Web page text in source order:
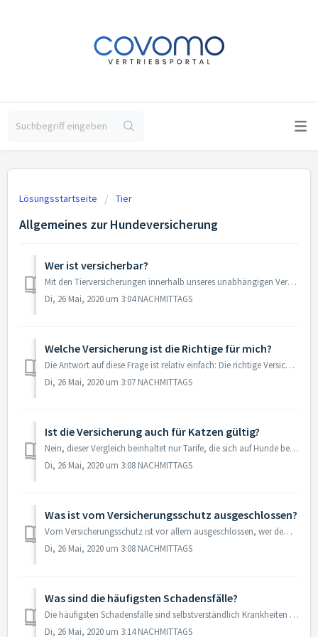
Lösungsstartseite Tier
Allgemeines zur Hundeversicherung
Wer ist versicherbar?
Mit den Tierversicherungen innerhalb unseres unabhängigen Vergleichs ist jeweils nur das entsprechende Tier versicherbar. Möchten Sie beispielsweise eine Hu...
Di, 26 Mai, 2020 um 3:04 NACHMITTAGS
Welche Versicherung ist die Richtige für mich?
Die Antwort auf diese Frage ist relativ einfach: Die richtige Versicherung für Sie ist die, die Ihren Vorstellungen, preislich und inhaltlich, am ehesten en...
Di, 26 Mai, 2020 um 3:07 NACHMITTAGS
Ist die Versicherung auch für Katzen gültig?
Nein, dieser Vergleich beinhaltet nur Tarife, die sich auf Hunde beziehen. Katzentarife sind eine eigene Sparte, und müssen über einen anderen Vergleichsrec...
Di, 26 Mai, 2020 um 3:08 NACHMITTAGS
Was ist vom Versicherungsschutz ausgeschlossen?
Vom Versicherungsschutz ist vor allem ausgeschlossen, wer dem Hund oder Dritten durch den Hund mittels illegaler Handlungen bzw. Anweisungen Verletzungen zu...
Di, 26 Mai, 2020 um 3:08 NACHMITTAGS
Was sind die häufigsten Schadensfälle?
Die häufigsten Schadensfälle sind selbstverständlich Krankheiten der Hunde, sowie leichte Verletzungen, welche durch das Spielen mit anderen Hunden entstehe...
Di, 26 Mai, 2020 um 3:14 NACHMITTAGS